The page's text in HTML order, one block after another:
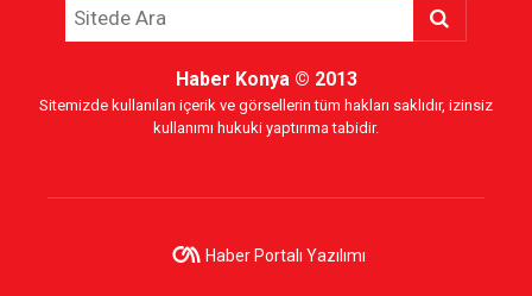
Haber Konya© 2013
Sitemizde kullanılan içerik ve görsellerin tüm hakları saklıdır, izinsiz
kullanımı hukuki yaptırıma tabidir.
Haber Portalı Yazılımı